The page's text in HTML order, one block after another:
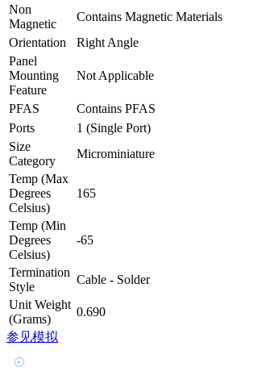
Non
Magnetic
Contains Magnetic Materials
Orientation
Right Angle
Panel
Mounting
Feature
Not Applicable
PFAS
Contains PFAS
Ports
1 (Single Port)
Size
Category
Microminiature
Temp (Max
Degrees
Celsius)
165
Temp (Min
Degrees
Celsius)
-65
Termination
Style
Cable - Solder
Unit Weight
(Grams)
0.690
参见模拟